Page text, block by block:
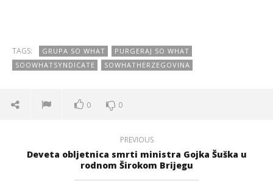
TAGS: GRUPA SO WHAT
PURGERAJ SO WHAT
SOOWHATSYNDICATE
SOWHATHERZEGOVINA
0 0
PREVIOUS
Deveta obljetnica smrti ministra Gojka Šuška u
rodnom Širokom Brijegu